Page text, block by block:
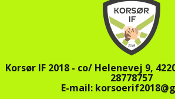
Korsør IF 2018 - co/ Helenevej 9,
28778757
E-mail: